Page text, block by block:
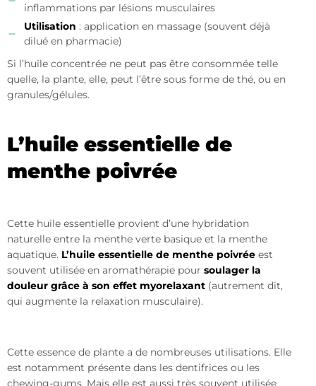
inflammations par lésions musculaires
Utilisation : application en massage (souvent déjà
dilué en pharmacie)
Si l’huile concentrée ne peut pas être consommée telle
quelle, la plante, elle, peut l’être sous forme de thé, ou en
granules/gélules.
L’huile essentielle de
menthe poivrée
Cette huile essentielle provient d’une hybridation
naturelle entre la menthe verte basique et la menthe
aquatique. L’huile essentielle de menthe poivrée est
souvent utilisée en aromathérapie pour soulager la
douleur grâce à son effet myorelaxant (autrement dit,
qui augmente la relaxation musculaire).
Cette essence de plante a de nombreuses utilisations. Elle
est notamment présente dans les dentifrices ou les
chewing-gums. Mais elle est aussi très souvent utilisée